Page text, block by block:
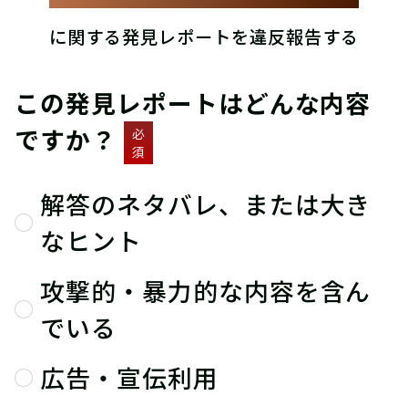
に関する発見レポートを違反報告する
この発見レポートはどんな内容
ですか？
必
須
解答のネタバレ、または大き
なヒント
攻撃的・暴力的な内容を含ん
でいる
広告・宣伝利用